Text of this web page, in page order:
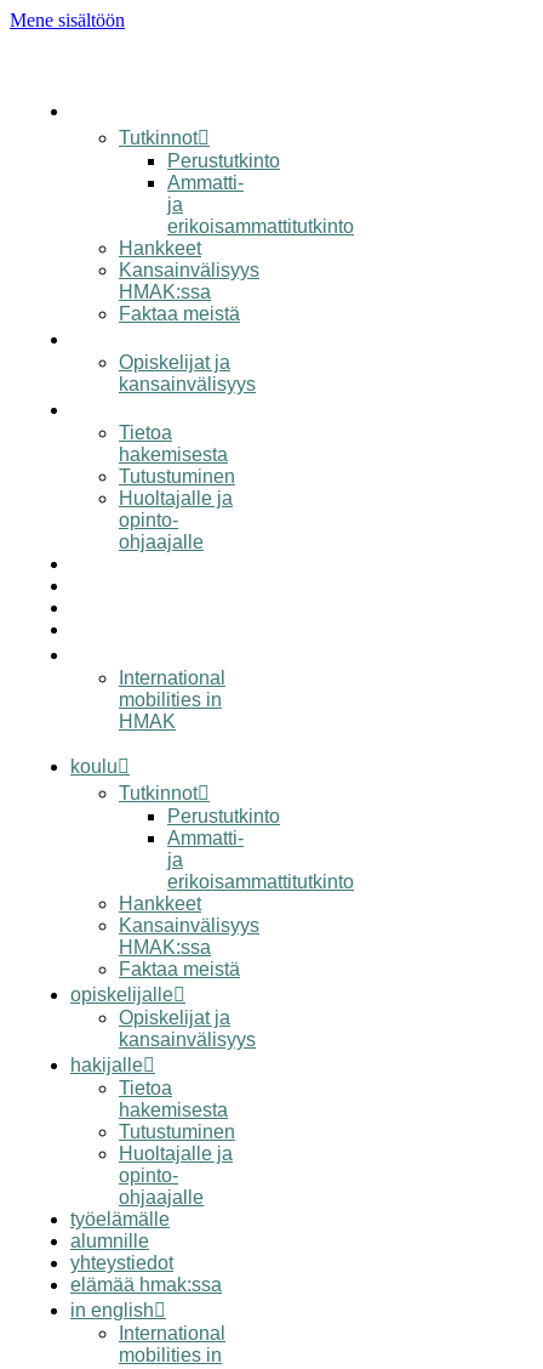
Mene sisältöön
Tutkinnot
Perustutkinto
Ammatti-
ja
erikoisammattitutkinto
Hankkeet
Kansainvälisyys
HMAK:ssa
Faktaa meistä
Opiskelijat ja
kansainvälisyys
Tietoa
hakemisesta
Tutustuminen
Huoltajalle ja
opinto-
ohjaajalle
International
mobilities in
HMAK
koulu
Tutkinnot
Perustutkinto
Ammatti-
ja
erikoisammattitutkinto
Hankkeet
Kansainvälisyys
HMAK:ssa
Faktaa meistä
opiskelijalle
Opiskelijat ja
kansainvälisyys
hakijalle
Tietoa
hakemisesta
Tutustuminen
Huoltajalle ja
opinto-
ohjaajalle
työelämälle
alumnille
yhteystiedot
elämää hmak:ssa
in english
International
mobilities in